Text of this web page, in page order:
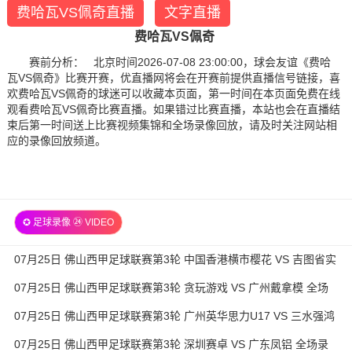
费哈瓦VS佩奇直播 文字直播
费哈瓦VS佩奇
赛前分析： 北京时间2026-07-08 23:00:00，球会友谊《费哈
瓦VS佩奇》比赛开赛，优直播网将会在开赛前提供直播信号链接，喜
欢费哈瓦VS佩奇的球迷可以收藏本页面，第一时间在本页面免费在线
观看费哈瓦VS佩奇比赛直播。如果错过比赛直播，本站也会在直播结
束后第一时间送上比赛视频集锦和全场录像回放，请及时关注网站相
应的录像回放频道。
✪ 足球录像 ㉔ VIDEO
07月25日 佛山西甲足球联赛第3轮 中国香港横市樱花 VS 吉图省实
青年 全场录像
07月25日 佛山西甲足球联赛第3轮 贪玩游戏 VS 广州戴拿模 全场
录像
07月25日 佛山西甲足球联赛第3轮 广州英华思力U17 VS 三水强鸿
轩青年 全场录像
07月25日 佛山西甲足球联赛第3轮 深圳赛卓 VS 广东凤铝 全场录